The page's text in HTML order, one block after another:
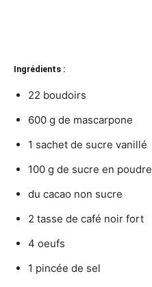
Ingrédients :
22 boudoirs
600 g de mascarpone
1 sachet de sucre vanillé
100 g de sucre en poudre
du cacao non sucre
2 tasse de café noir fort
4 oeufs
1 pincée de sel